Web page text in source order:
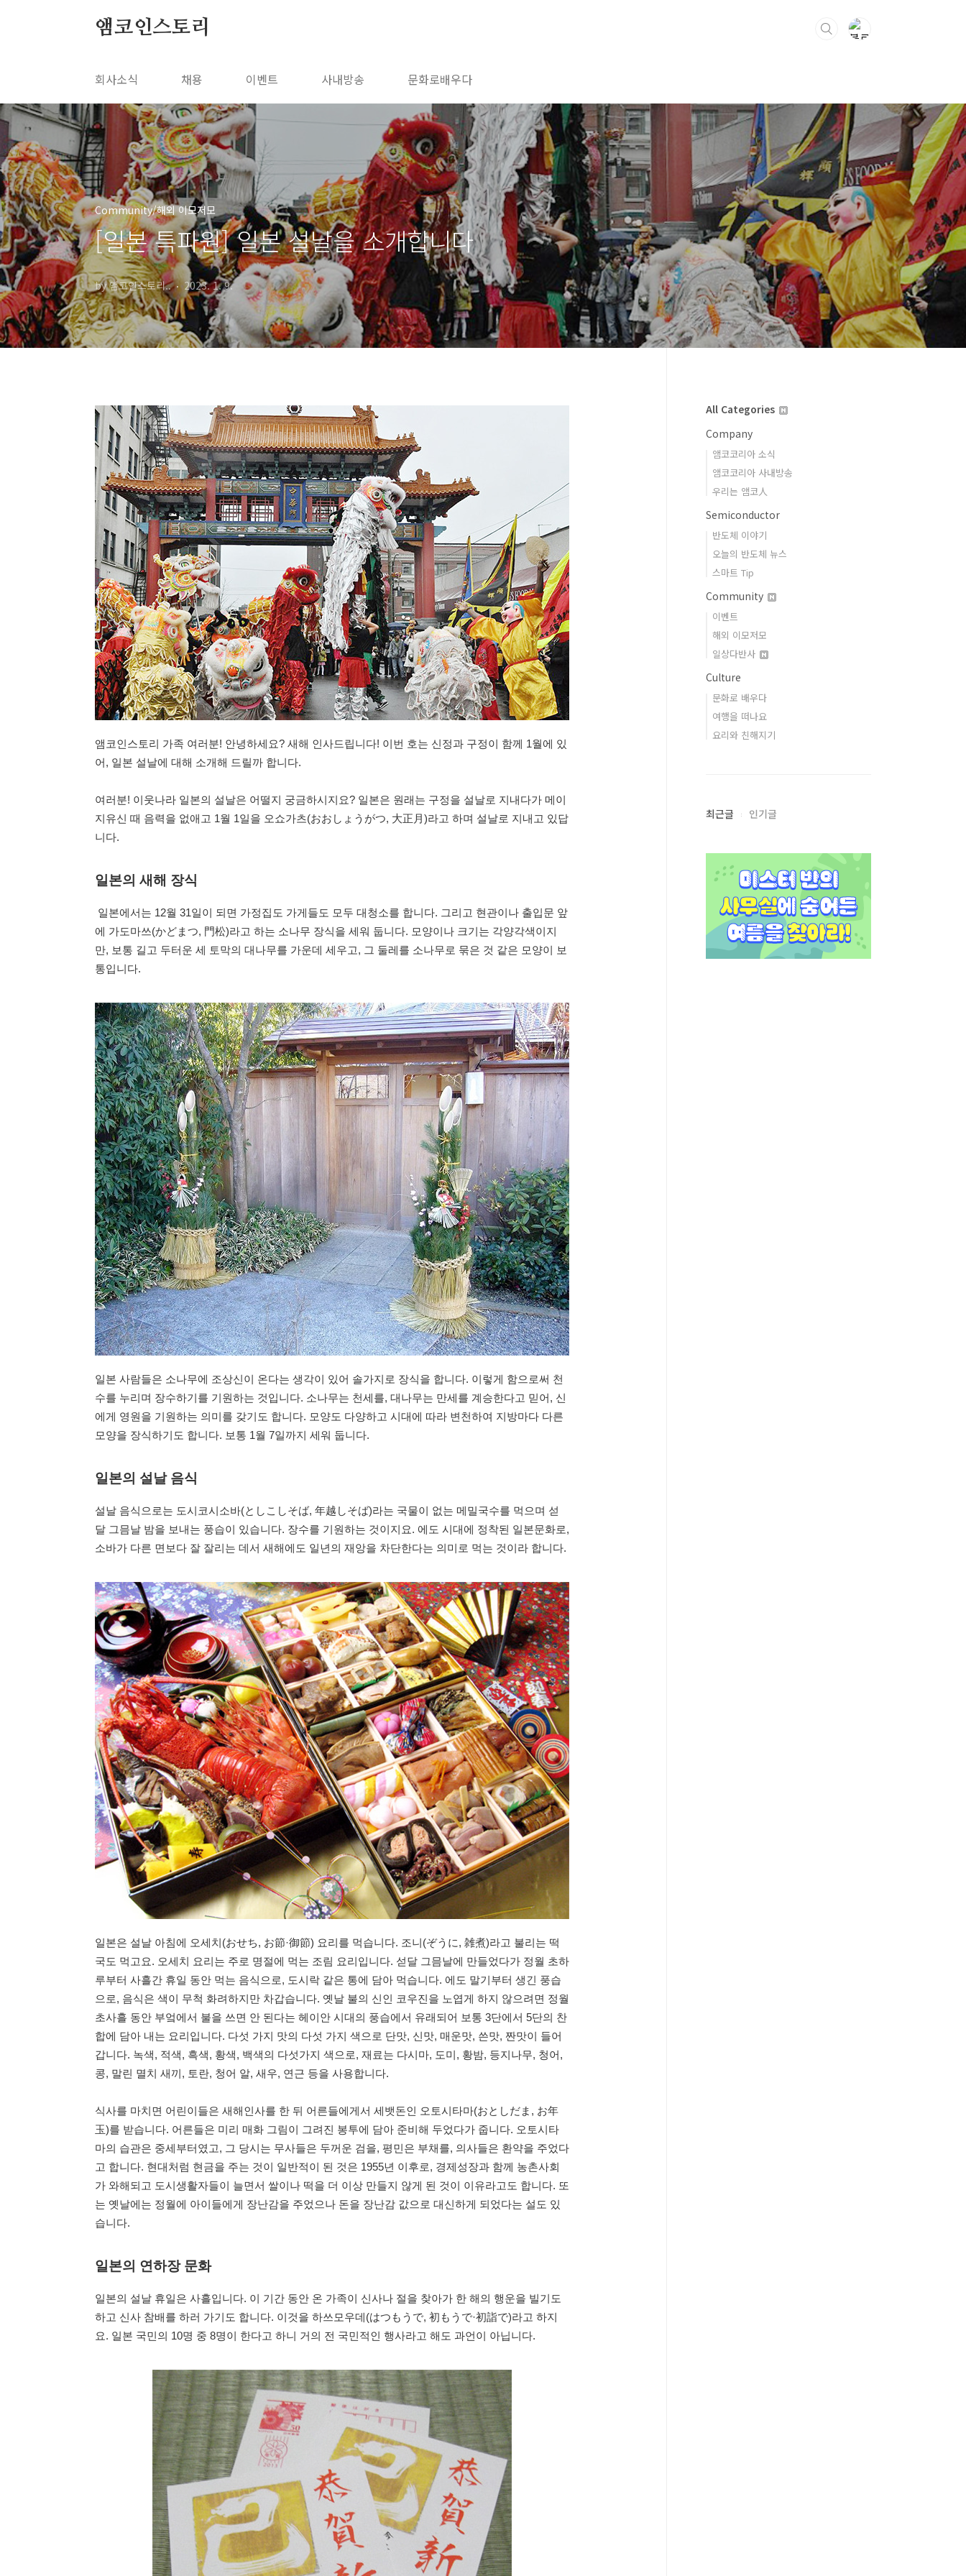
앰코인스토리
회사소식 채용 이벤트 사내방송 문화로배우다
Community/해외 이모저모
[일본 특파원] 일본 설날을 소개합니다
by 앰코인스토리.. 2023. 1. 9.
앰코인스토리 가족 여러분! 안녕하세요? 새해 인사드립니다! 이번 호는 신정과 구정이 함께 1월에 있
어, 일본 설날에 대해 소개해 드릴까 합니다.
여러분! 이웃나라 일본의 설날은 어떨지 궁금하시지요? 일본은 원래는 구정을 설날로 지내다가 메이
지유신 때 음력을 없애고 1월 1일을 오쇼가츠(おおしょうがつ, 大正月)라고 하며 설날로 지내고 있답
니다.
일본의 새해 장식
일본에서는 12월 31일이 되면 가정집도 가게들도 모두 대청소를 합니다. 그리고 현관이나 출입문 앞
에 가도마쓰(かどまつ, 門松)라고 하는 소나무 장식을 세워 둡니다. 모양이나 크기는 각양각색이지
만, 보통 길고 두터운 세 토막의 대나무를 가운데 세우고, 그 둘레를 소나무로 묶은 것 같은 모양이 보
통입니다.
일본 사람들은 소나무에 조상신이 온다는 생각이 있어 솔가지로 장식을 합니다. 이렇게 함으로써 천
수를 누리며 장수하기를 기원하는 것입니다. 소나무는 천세를, 대나무는 만세를 계승한다고 믿어, 신
에게 영원을 기원하는 의미를 갖기도 합니다. 모양도 다양하고 시대에 따라 변천하여 지방마다 다른
모양을 장식하기도 합니다. 보통 1월 7일까지 세워 둡니다.
일본의 설날 음식
설날 음식으로는 도시코시소바(としこしそば, 年越しそば)라는 국물이 없는 메밀국수를 먹으며 섣
달 그믐날 밤을 보내는 풍습이 있습니다. 장수를 기원하는 것이지요. 에도 시대에 정착된 일본문화로,
소바가 다른 면보다 잘 잘리는 데서 새해에도 일년의 재앙을 차단한다는 의미로 먹는 것이라 합니다.
일본은 설날 아침에 오세치(おせち, お節·御節) 요리를 먹습니다. 조니(ぞうに, 雑煮)라고 불리는 떡
국도 먹고요. 오세치 요리는 주로 명절에 먹는 조림 요리입니다. 섣달 그믐날에 만들었다가 정월 초하
루부터 사흘간 휴일 동안 먹는 음식으로, 도시락 같은 통에 담아 먹습니다. 에도 말기부터 생긴 풍습
으로, 음식은 색이 무척 화려하지만 차갑습니다. 옛날 불의 신인 코우진을 노엽게 하지 않으려면 정월
초사흘 동안 부엌에서 불을 쓰면 안 된다는 헤이안 시대의 풍습에서 유래되어 보통 3단에서 5단의 찬
합에 담아 내는 요리입니다. 다섯 가지 맛의 다섯 가지 색으로 단맛, 신맛, 매운맛, 쓴맛, 짠맛이 들어
갑니다. 녹색, 적색, 흑색, 황색, 백색의 다섯가지 색으로, 재료는 다시마, 도미, 황밤, 등지나무, 청어,
콩, 말린 멸치 새끼, 토란, 청어 알, 새우, 연근 등을 사용합니다.
식사를 마치면 어린이들은 새해인사를 한 뒤 어른들에게서 세뱃돈인 오토시타마(おとしだま, お年
玉)를 받습니다. 어른들은 미리 매화 그림이 그려진 봉투에 담아 준비해 두었다가 줍니다. 오토시타
마의 습관은 중세부터였고, 그 당시는 무사들은 두꺼운 검을, 평민은 부채를, 의사들은 환약을 주었다
고 합니다. 현대처럼 현금을 주는 것이 일반적이 된 것은 1955년 이후로, 경제성장과 함께 농촌사회
가 와해되고 도시생활자들이 늘면서 쌀이나 떡을 더 이상 만들지 않게 된 것이 이유라고도 합니다. 또
는 옛날에는 정월에 아이들에게 장난감을 주었으나 돈을 장난감 값으로 대신하게 되었다는 설도 있
습니다.
일본의 연하장 문화
일본의 설날 휴일은 사흘입니다. 이 기간 동안 온 가족이 신사나 절을 찾아가 한 해의 행운을 빌기도
하고 신사 참배를 하러 가기도 합니다. 이것을 하쓰모우데(はつもうで, 初もうで·初詣で)라고 하지
요. 일본 국민의 10명 중 8명이 한다고 하니 거의 전 국민적인 행사라고 해도 과언이 아닙니다.
All Categories
Company
앰코코리아 소식
앰코코리아 사내방송
우리는 앰코人
Semiconductor
반도체 이야기
오늘의 반도체 뉴스
스마트 Tip
Community
이벤트
해외 이모저모
일상다반사
Culture
문화로 배우다
여행을 떠나요
요리와 친해지기
최근글 인기글